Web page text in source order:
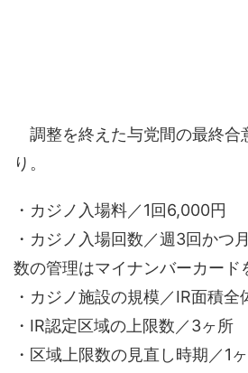
調整を終えた与党間の最終合
り。
・カジノ入場料／1回6,000円
・カジノ入場回数／週3回かつ
数の管理はマイナンバーカード
・カジノ施設の規模／IR面積全
・IR認定区域の上限数／3ヶ所
・区域上限数の見直し時期／1